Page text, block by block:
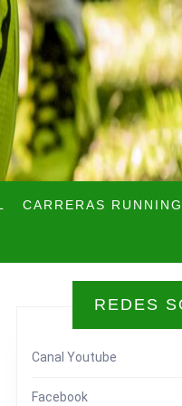
CARRERAS RUNNING
REDES
Canal Youtube
Facebook